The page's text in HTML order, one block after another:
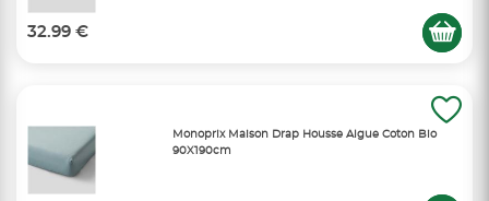
32.99 €
Monoprix Maison Drap Housse Algue Coton Bio
90X190cm